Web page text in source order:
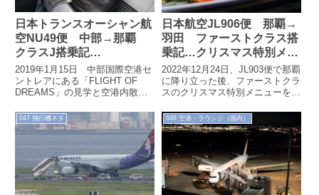
日本トランスオーシャン航
空NU49便 中部→那覇
クラスJ搭乗記
（2019.1.15）
2019年1月15日 中部国際空港セ
ントレアにある「FLIGHT OF
DREAMS」の見学と空港内散策
縄那覇に向かいます。
日本航空JL906便 那覇→
羽田 ファーストクラス搭
乗記…クリスマス特別メニ
ューを堪能（2022.12.24）
2022年12月24日、JL903便で那覇
に降り立った後、ファーストクラ
スのクリスマス特別メニューを楽
のJL906便に搭乗します。...
047 飛行機ネタ 048 空港・ラウンジ（国内）